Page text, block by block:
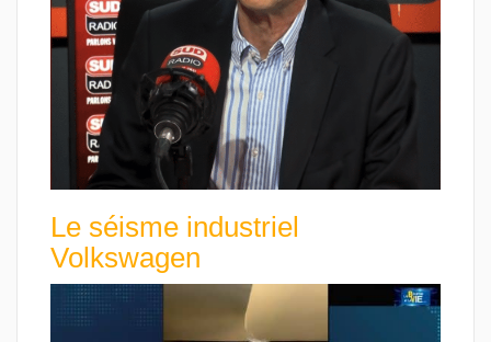
Le séisme industriel
Volkswagen